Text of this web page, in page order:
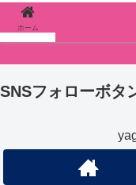
SNSフォローボタ
ホーム